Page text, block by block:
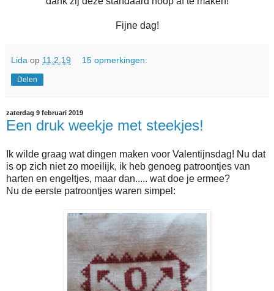
Fijne dag!
Lida op 11.2.19 15 opmerkingen:
Delen
zaterdag 9 februari 2019
Een druk weekje met steekjes!
Ik wilde graag wat dingen maken voor Valentijnsdag! Nu dat
is op zich niet zo moeilijk, ik heb genoeg patroontjes van
harten en engeltjes, maar dan..... wat doe je ermee?
Nu de eerste patroontjes waren simpel: